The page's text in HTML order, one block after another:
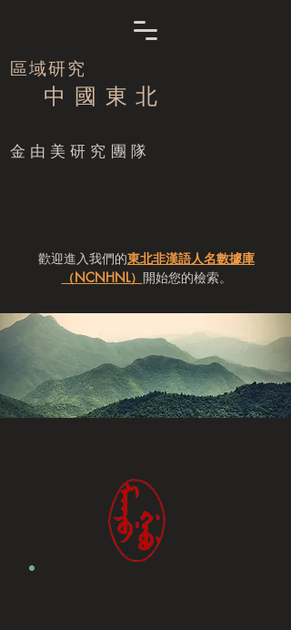
區域研究
中 國 東 北
​金由美研究團隊
歡迎進入我們的東北非漢語人名數據庫
（NCNHNL） 開始您的檢索。